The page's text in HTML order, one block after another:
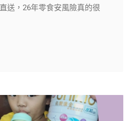
送，26年零食安風險真的很